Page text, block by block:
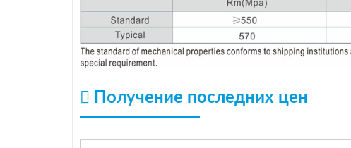
Получение последних цен